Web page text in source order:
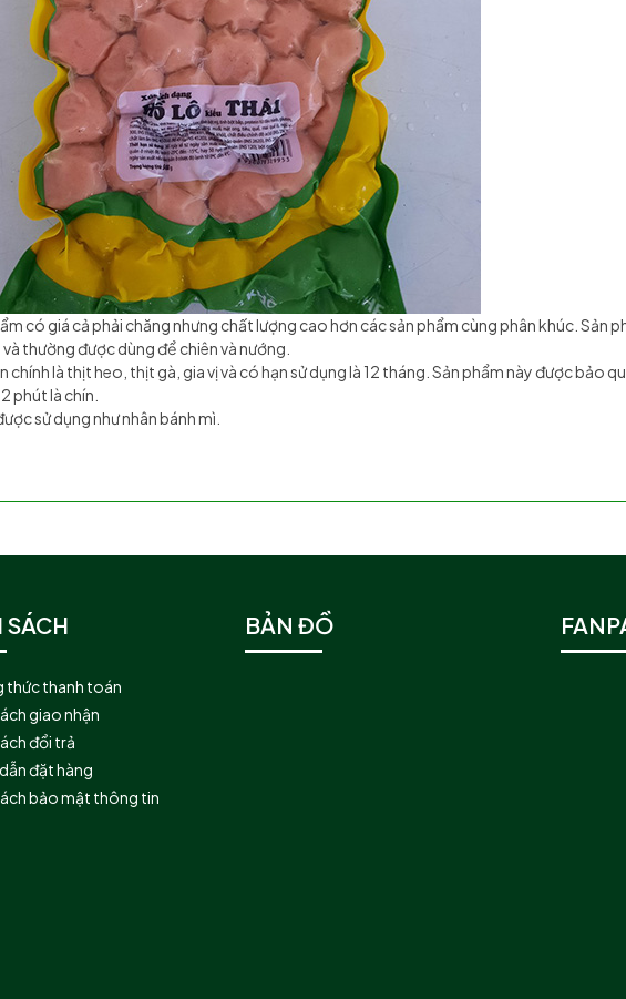
có giá cả phải chăng nhưng chất lượng cao hơn các sản phẩm cùng phân khúc. Sản
thường được dùng để chiên và nướng.
chính là thịt heo, thịt gà, gia vị và có hạn sử dụng là 12 tháng. Sản phẩm này được bảo
phút là chín.
sử dụng như nhân bánh mì.
SÁCH
thức thanh toán
giao nhận
đổi trả
đặt hàng
bảo mật thông tin
BẢN ĐỒ